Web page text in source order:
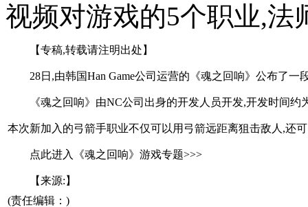
视频对游戏的5个职业,法
【专稿,转载请注明出处】
28日,由韩国Han Game公司运营的《魂之回响》公布了一
《魂之回响》由NC公司出身的开发人员开发,开发时间
本次新加入的弓箭手职业不仅可以用弓箭远距离狙击敌人,还
点此进入《魂之回响》游戏专题>>>
【来源:】
(责任编辑：)